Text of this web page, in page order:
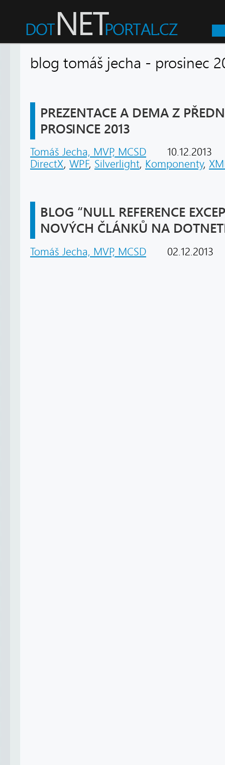
blog tomáš jecha -
PREZENTACE A DEMA Z
PROSINCE 2013
Tomáš Jecha, MVP, MCSD
10.12.2013
DirectX, WPF, Silverlight, Komponenty,
BLOG “NULL REFERENCE
NOVÝCH ČLÁNKŮ NA
Tomáš Jecha, MVP, MCSD 02.12.2013